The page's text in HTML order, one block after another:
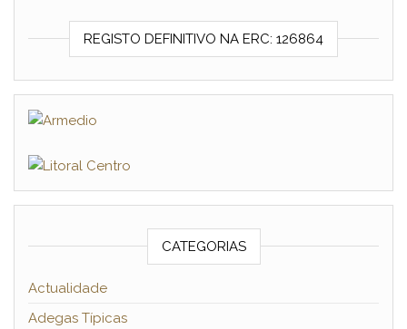
REGISTO DEFINITIVO NA ERC: 126864
CATEGORIAS
Actualidade
Adegas Típicas